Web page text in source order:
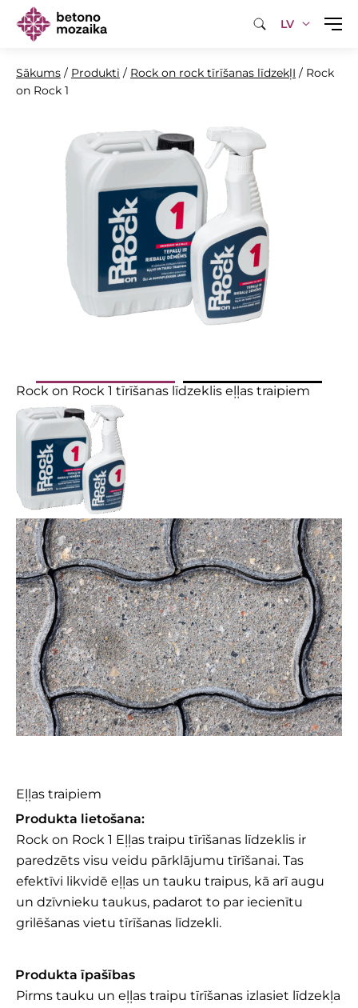
LV
Sākums / Produkti / Rock on rock tīrīšanas līdzekļI / Rock
on Rock 1
Rock on Rock 1 tīrīšanas līdzeklis eļļas traipiem
Eļļas traipiem
Produkta lietošana:
Rock on Rock 1 Eļļas traipu tīrīšanas līdzeklis ir
paredzēts visu veidu pārklājumu tīrīšanai. Tas
efektīvi likvidē eļļas un tauku traipus, kā arī augu
un dzīvnieku taukus, padarot to par iecienītu
grilēšanas vietu tīrīšanas līdzekli.
Produkta īpašības
Pirms tauku un eļļas traipu tīrīšanas izlasiet līdzekļa